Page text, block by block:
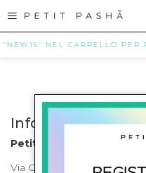
NEL CARRELLO
Info contatti
Petit Pasha
Via Cilea, 255 Napoli Corso